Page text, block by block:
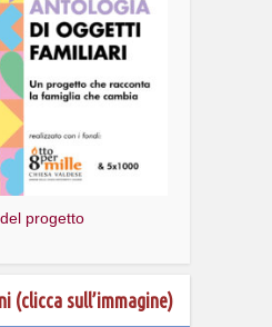
progetto
(clicca sull’immagine)